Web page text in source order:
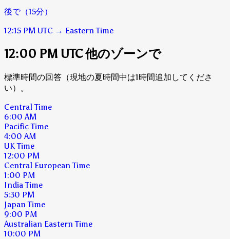
後で（15分）
12:15 PM UTC → Eastern Time
12:00 PM UTC 他のゾーンで
標準時間の回答（現地の夏時間中は1時間追加してくださ
い）。
Central Time
6:00 AM
Pacific Time
4:00 AM
UK Time
12:00 PM
Central European Time
1:00 PM
India Time
5:30 PM
Japan Time
9:00 PM
Australian Eastern Time
10:00 PM